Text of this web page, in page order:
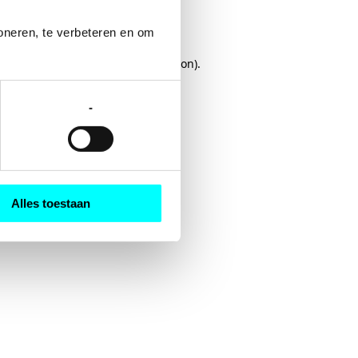
te verbeteren en om
-
Alles toestaan
for more information).